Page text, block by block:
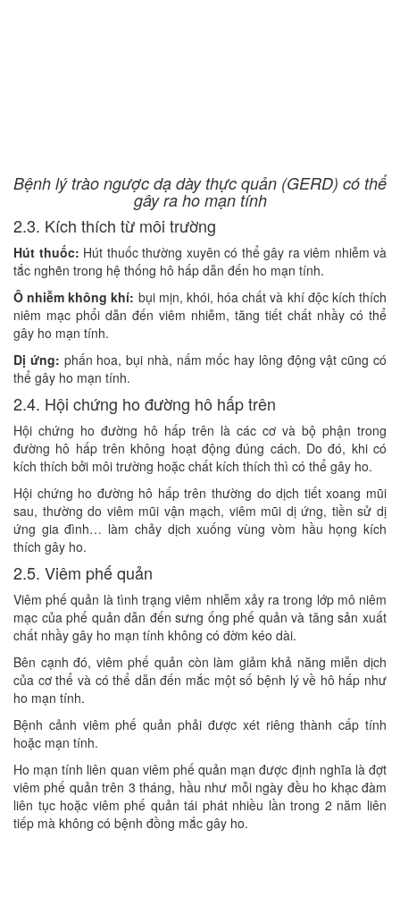
Bệnh lý trào ngược dạ dày thực quản (GERD) có thể
gây ra ho mạn tính
2.3. Kích thích từ môi trường
Hút thuốc: Hút thuốc thường xuyên có thể gây ra viêm nhiễm và
tắc nghẽn trong hệ thống hô hấp dẫn đến ho mạn tính.
Ô nhiễm không khí: bụi mịn, khói, hóa chất và khí độc kích thích
niêm mạc phổi dẫn đến viêm nhiễm, tăng tiết chất nhầy có thể
gây ho mạn tính.
Dị ứng: phấn hoa, bụi nhà, nấm mốc hay lông động vật cũng có
thể gây ho mạn tính.
2.4. Hội chứng ho đường hô hấp trên
Hội chứng ho đường hô hấp trên là các cơ và bộ phận trong
đường hô hấp trên không hoạt động đúng cách. Do đó, khi có
kích thích bởi môi trường hoặc chất kích thích thì có thể gây ho.
Hội chứng ho đường hô hấp trên thường do dịch tiết xoang mũi
sau, thường do viêm mũi vận mạch, viêm mũi dị ứng, tiền sử dị
ứng gia đình… làm chảy dịch xuống vùng vòm hầu họng kích
thích gây ho.
2.5. Viêm phế quản
Viêm phế quản là tình trạng viêm nhiễm xảy ra trong lớp mô niêm
mạc của phế quản dẫn đến sưng ống phế quản và tăng sản xuất
chất nhầy gây ho mạn tính không có đờm kéo dài.
Bên cạnh đó, viêm phế quản còn làm giảm khả năng miễn dịch
của cơ thể và có thể dẫn đến mắc một số bệnh lý về hô hấp như
ho mạn tính.
Bệnh cảnh viêm phế quản phải được xét riêng thành cấp tính
hoặc mạn tính.
Ho mạn tính liên quan viêm phế quản mạn được định nghĩa là đợt
viêm phế quản trên 3 tháng, hầu như mỗi ngày đều ho khạc đàm
liên tục hoặc viêm phế quản tái phát nhiều lần trong 2 năm liên
tiếp mà không có bệnh đồng mắc gây ho.